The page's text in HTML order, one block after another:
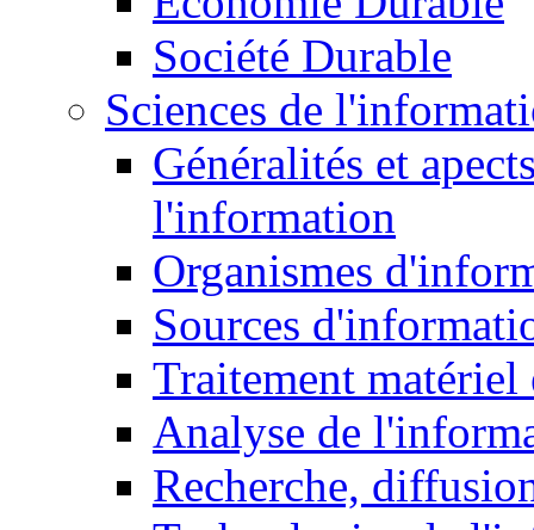
Société Durable
Sciences de
Généralités et
l'information
Organismes
Sources
Traitement matériel
Analyse de
Recherche,